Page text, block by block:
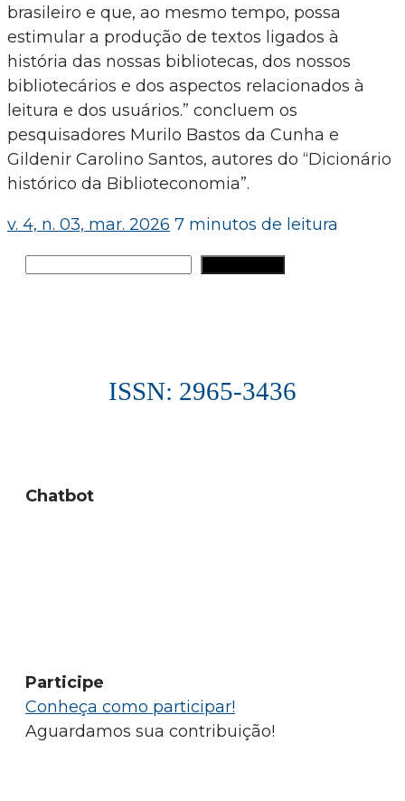
brasileiro e que, ao mesmo tempo, possa
estimular a produção de textos ligados à
história das nossas bibliotecas, dos nossos
bibliotecários e dos aspectos relacionados à
leitura e dos usuários.” concluem os
pesquisadores Murilo Bastos da Cunha e
Gildenir Carolino Santos, autores do “Dicionário
histórico da Biblioteconomia”.
v. 4, n. 03, mar. 2026 7 minutos de leitura
ISSN: 2965-3436
Chatbot
Participe
Conheça como participar!
Aguardamos sua contribuição!